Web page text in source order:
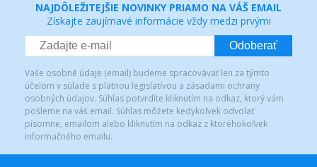
NAJDÔLEŽITEJŠIE NOVINKY PRIAMO NA VÁŠ EMAIL
Získajte zaujímavé informácie vždy medzi prvými
Odoberať
Vaše osobné údaje (email) budeme spracovávať len za týmto
účelom v súlade s platnou legislatívou a zásadami ochrany
osobných údajov. Súhlas potvrdíte kliknutím na odkaz, ktorý vám
pošleme na váš email. Súhlas môžete kedykoľvek odvolať
písomne, emailom alebo kliknutím na odkaz z ktoréhokoľvek
informačného emailu.